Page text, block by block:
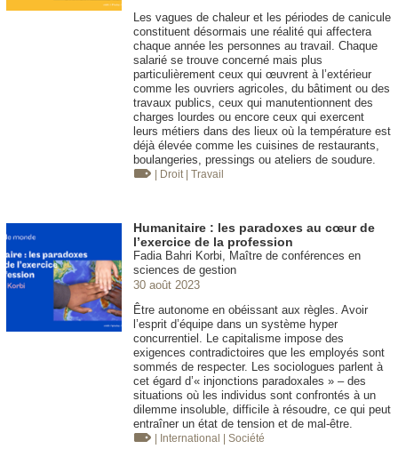
Les vagues de chaleur et les périodes de canicule
constituent désormais une réalité qui affectera
chaque année les personnes au travail. Chaque
salarié se trouve concerné mais plus
particulièrement ceux qui œuvrent à l’extérieur
comme les ouvriers agricoles, du bâtiment ou des
travaux publics, ceux qui manutentionnent des
charges lourdes ou encore ceux qui exercent
leurs métiers dans des lieux où la température est
déjà élevée comme les cuisines de restaurants,
boulangeries, pressings ou ateliers de soudure.
| Droit | Travail
Humanitaire : les paradoxes au cœur de
l’exercice de la profession
Fadia Bahri Korbi, Maître de conférences en
sciences de gestion
30 août 2023
Être autonome en obéissant aux règles. Avoir
l’esprit d’équipe dans un système hyper
concurrentiel. Le capitalisme impose des
exigences contradictoires que les employés sont
sommés de respecter. Les sociologues parlent à
cet égard d’« injonctions paradoxales » – des
situations où les individus sont confrontés à un
dilemme insoluble, difficile à résoudre, ce qui peut
entraîner un état de tension et de mal-être.
| International | Société